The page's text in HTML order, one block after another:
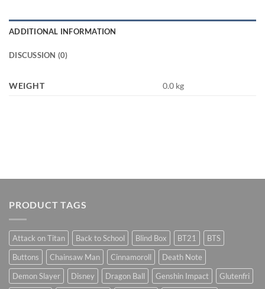
ADDITIONAL INFORMATION
DISCUSSION (0)
WEIGHT 0.0 kg
PRODUCT TAGS
Attack on Titan Back to School Blind Box BT21
BTS
Buttons
Chainsaw Man Cinnamoroll
Death Note
Demon Slayer
Disney Dragon Ball Genshin Impact
Glutenfri